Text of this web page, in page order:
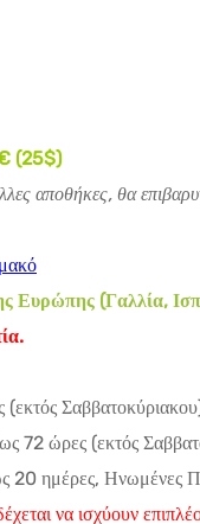
(25$)
αποθήκες, θα
Ευρώπης (Γαλλία,
72 ώρες (εκτός
ημέρες, Ηνωμένες
να ισχύουν